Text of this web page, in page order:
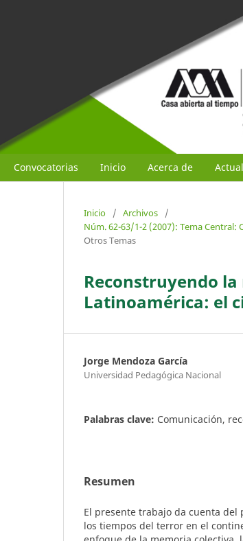
Convocatorias Inicio Acerca de Actual
Inicio / Archivos
/
Núm. 62-63/1-2 (2007): Tema Central:
Otros Temas
Reconstruyendo
Latinoamérica: el
Jorge Mendoza García
Universidad Pedagógica Nacional
Palabras clave: Comunicación,
Resumen
El presente trabajo da cuenta
los tiempos del terror en el